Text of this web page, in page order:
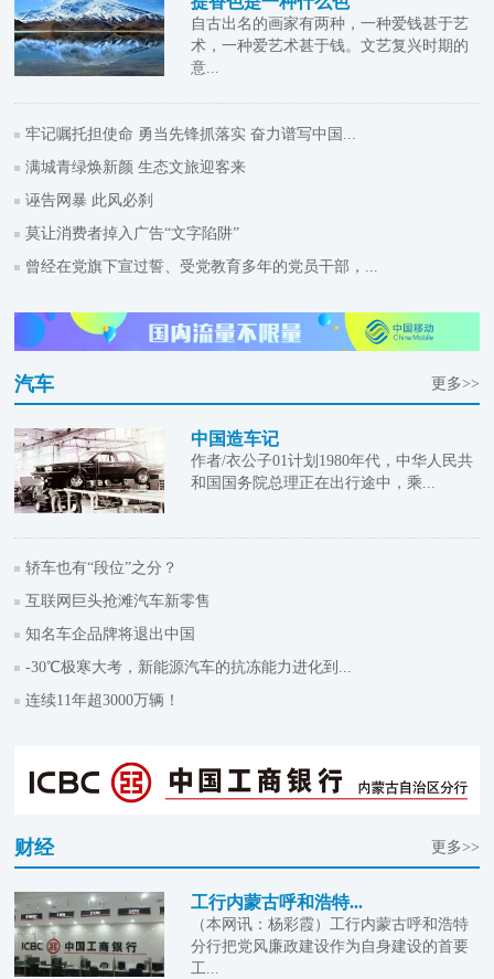
自古出名的画家有两种，一种爱钱甚于艺
术，一种爱艺术甚于钱。文艺复兴时期的
意...
牢记嘱托担使命 勇当先锋抓落实 奋力谱写中国...
满城青绿焕新颜 生态文旅迎客来
诬告网暴 此风必刹
莫让消费者掉入广告“文字陷阱”
曾经在党旗下宣过誓、受党教育多年的党员干部，...
汽车 更多>>
中国造车记
作者/衣公子01计划1980年代，中华人民共
和国国务院总理正在出行途中，乘...
轿车也有“段位”之分？
互联网巨头抢滩汽车新零售
知名车企品牌将退出中国
-30℃极寒大考，新能源汽车的抗冻能力进化到...
连续11年超3000万辆！
财经 更多>>
工行内蒙古呼和浩特...
（本网讯：杨彩霞）工行内蒙古呼和浩特
分行把党风廉政建设作为自身建设的首要
工...